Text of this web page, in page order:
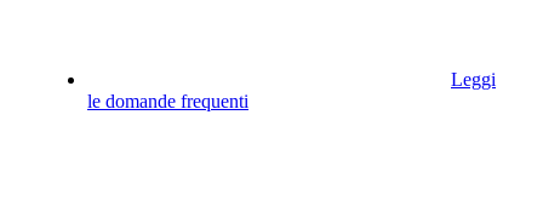
Leggi
le domande frequenti